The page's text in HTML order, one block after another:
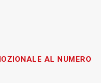
AL NUMERO